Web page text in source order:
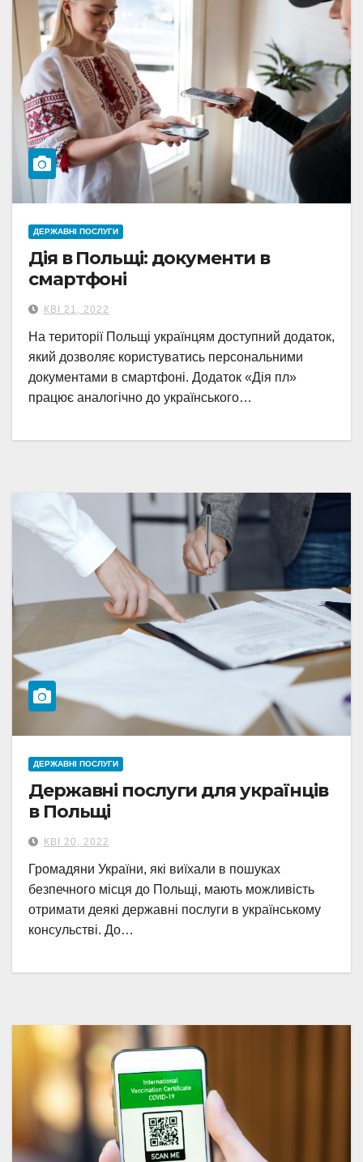
ДЕРЖАВНІ ПОСЛУГИ
Дія в Польщі: документи в
смартфоні
КВІ 21, 2022
На території Польщі українцям доступний додаток,
який дозволяє користуватись персональними
документами в смартфоні. Додаток «Дія пл»
працює аналогічно до українського…
ДЕРЖАВНІ ПОСЛУГИ
Державні послуги для українців
в Польщі
КВІ 20, 2022
Громадяни України, які виїхали в пошуках
безпечного місця до Польщі, мають можливість
отримати деякі державні послуги в українському
консульстві. До…